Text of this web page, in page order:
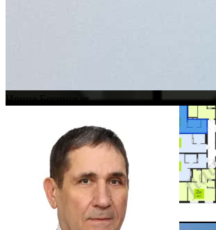
Ирина Богинская